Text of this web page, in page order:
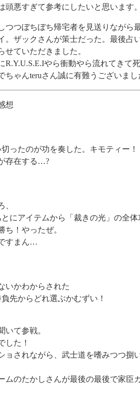
頭悪すぎて参考にしたいと思います。
つつぼちぼち帰宅者を見送りながら
。ザックさんが策士だった。最後占
せていただきました。
やら衝動やら流れてきて
ゃんteruさん誠に有難うございまし
想
ったのが功を奏した。キモティー！
存在する…?
、
にアイテムから「裁きの光」の全
ち！やったぜ。
すまん…
いかわからされた
先からどれ選ぶかむずい！
いて参戦。
した！
ョされながら、武士道を嗜みつつ捌
ムのたかしさんが最後の最後で家臣